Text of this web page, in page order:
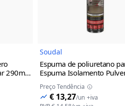
290ml
Soudal
Espuma de poliuretano
Espuma Isolamento
Preço Tendência
€ 13,27/un +iva